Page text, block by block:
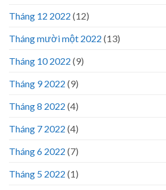
Tháng 12 2022 (12)
Tháng mười một 2022 (13)
Tháng 10 2022 (9)
Tháng 9 2022 (9)
Tháng 8 2022 (4)
Tháng 7 2022 (4)
Tháng 6 2022 (7)
Tháng 5 2022 (1)